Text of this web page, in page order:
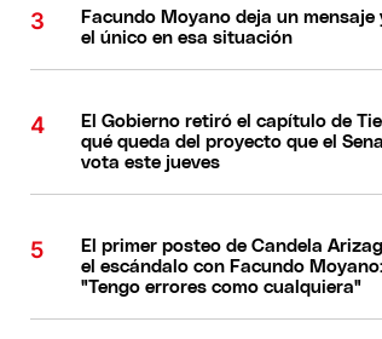
Facundo Moyano deja un mensaje
el único en esa situación
El Gobierno retiró el capítulo de
qué queda del proyecto que el
vota este jueves
El primer posteo de Candela
el escándalo con Facundo Moyano:
"Tengo errores como cualquiera"